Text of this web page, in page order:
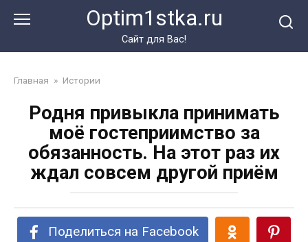
Optim1stka.ru
Сайт для Вас!
Главная » Истории
Родня привыкла принимать
моё гостеприимство за
обязанность. На этот раз их
ждал совсем другой приём
Поделиться на Facebook